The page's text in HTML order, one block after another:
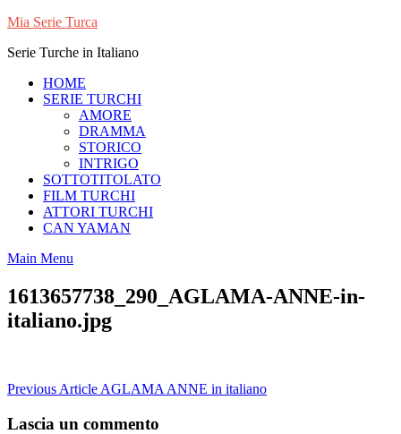
Skip
content
Mia Serie Turca
Serie Turche in Italiano
HOME
SERIE TURCHI
AMORE
DRAMMA
STORICO
INTRIGO
SOTTOTITOLATO
FILM TURCHI
ATTORI TURCHI
CAN YAMAN
Main Menu
1613657738_290_AGLAMA-ANNE-in-
italiano.jpg
Navigazione
articoli
Previous Article AGLAMA ANNE in italiano
Lascia un commento